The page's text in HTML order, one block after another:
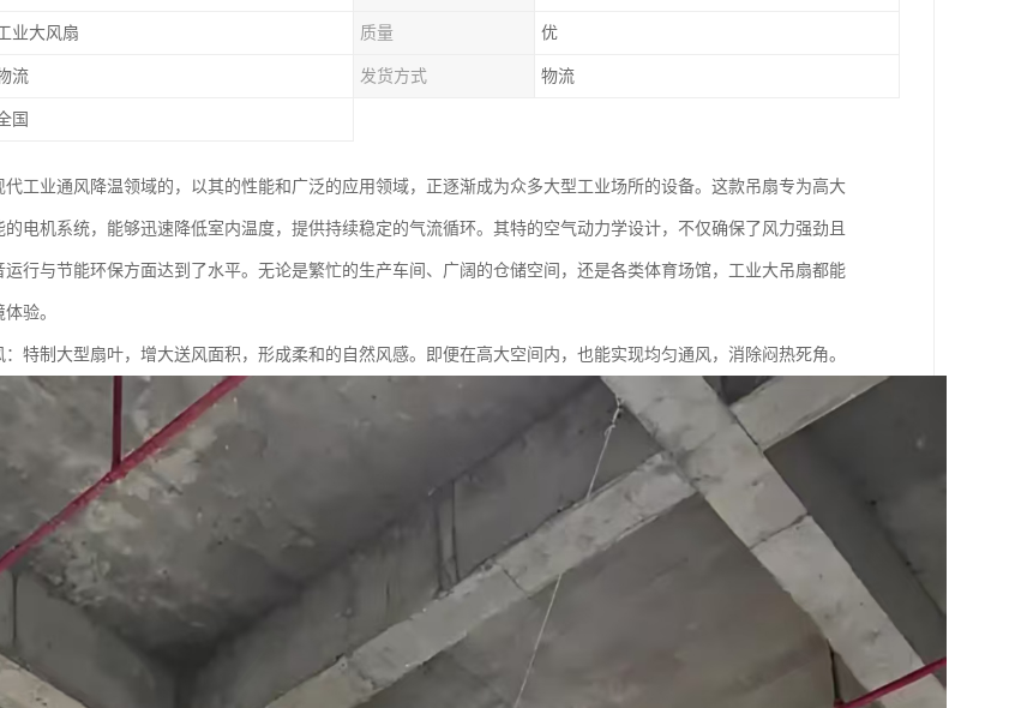
业大风扇 质量 优
流 发货方式 物流
国
代工业通风降温领域的，以其的性能和广泛的应用领域，正逐渐成为众多大型工业场所的设备。这款吊扇专为高大
的电机系统，能够迅速降低室内温度，提供持续稳定的气流循环。其特的空气动力学设计，不仅确保了风力强劲且
运行与节能环保方面达到了水平。无论是繁忙的生产车间、广阔的仓储空间，还是各类体育场馆，工业大吊扇都能
验。
特制大型扇叶，增大送风面积，形成柔和的自然风感。即便在高大空间内，也能实现均匀通风，消除闷热死角。